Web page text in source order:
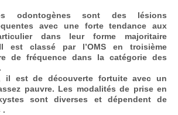
odontogènes sont des lésions
avec une forte tendance aux
dans leur forme majoritaire
Il est classé par l’OMS en troisième
de fréquence dans la catégorie des
il est de découverte fortuite avec un
pauvre. Les modalités de prise en
sont diverses et dépendent de
.